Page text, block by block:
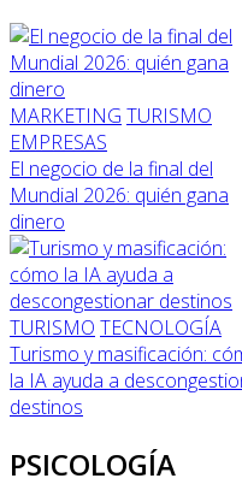
MARKETING TURISMO
EMPRESAS
El negocio de la final del
Mundial 2026: quién gana
dinero
TURISMO TECNOLOGÍA
Turismo y masificación:
la IA ayuda a
destinos
PSICOLOGÍA